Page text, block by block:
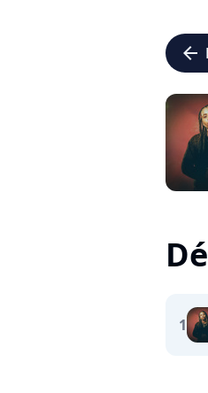
arrow_left
1